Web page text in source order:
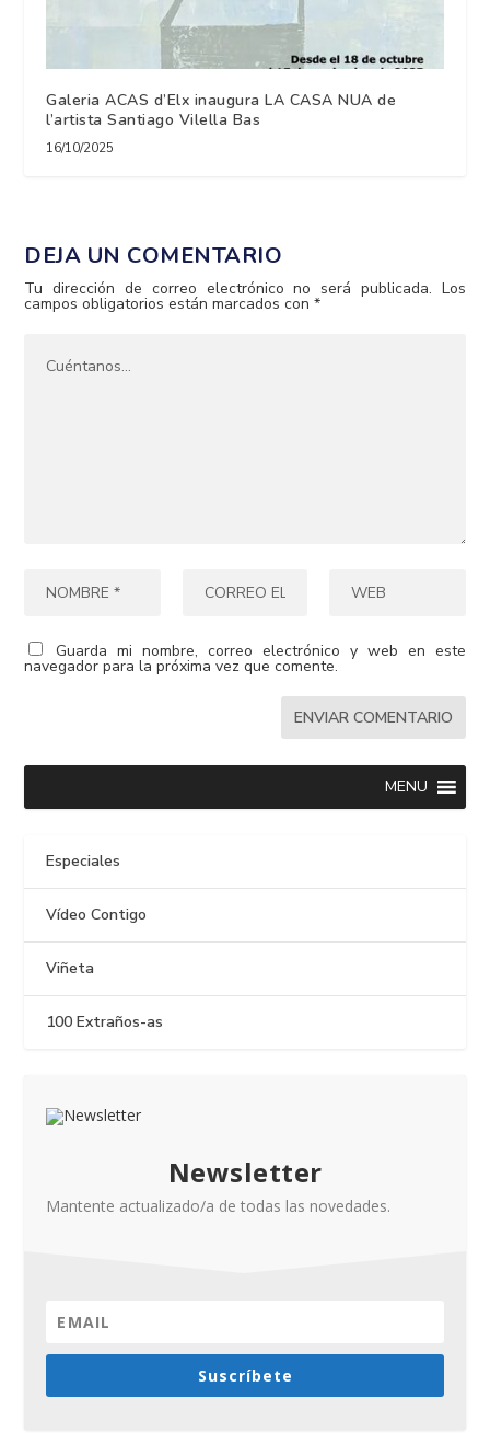
Galeria ACAS d’Elx inaugura LA CASA NUA de
l’artista Santiago Vilella Bas
16/10/2025
DEJA UN COMENTARIO
Tu dirección de correo electrónico no será publicada. Los
campos obligatorios están marcados con*
Guarda mi nombre, correo electrónico y web en este
navegador para la próxima vez que comente.
MENU
Especiales
Vídeo Contigo
Viñeta
100 Extraños-as
Newsletter
Mantente actualizado/a de todas las novedades.
Suscríbete